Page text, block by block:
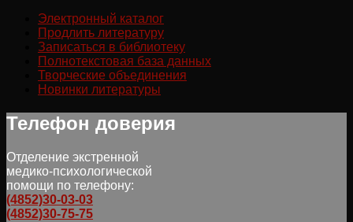
Электронный каталог
Продлить литературу
Записаться в библиотеку
Полнотекстовая база данных
Творческие объединения
Новинки литературы
Телефон доверия
Отделение экстренной
медико-психологической
помощи по телефону:
(4852)30-03-03
(4852)30-75-75